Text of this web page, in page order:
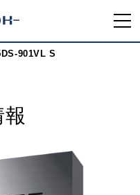
901VL S